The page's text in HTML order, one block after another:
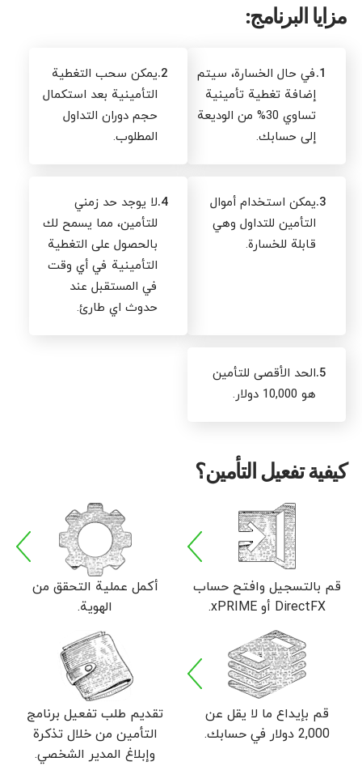
مزايا البرنامج:
1. في حال الخسارة، سيتم
إضافة تغطية تأمينية
تساوي 30% من الوديعة
إلى حسابك.
2. يمكن سحب التغطية
التأمينية بعد استكمال
حجم دوران التداول
المطلوب.
3. يمكن استخدام أموال
التأمين للتداول وهي
قابلة للخسارة.
4. لا يوجد حد زمني
للتأمين، مما يسمح لك
بالحصول على التغطية
التأمينية في أي وقت
في المستقبل عند
حدوث اي طارئ.
5. الحد الأقصى للتأمين
هو 10,000 دولار.
كيفية تفعيل التأمين؟
قم بالتسجيل وافتح حساب
DirectFX أو xPRIME.
أكمل عملية التحقق من
الهوية.
قم بإيداع ما لا يقل عن
2,000 دولار في حسابك.
تقديم طلب تفعيل برنامج
التأمين من خلال تذكرة
وإبلاغ المدير الشخصي.